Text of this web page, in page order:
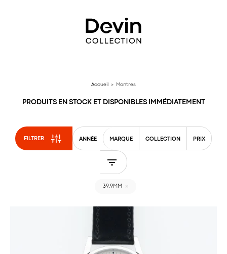
Accueil > Montres
PRODUITS EN STOCK ET DISPONIBLES IMMÉDIATEMENT
FILTRER ANNÉE MARQUE COLLECTION PRIX
39,9MM